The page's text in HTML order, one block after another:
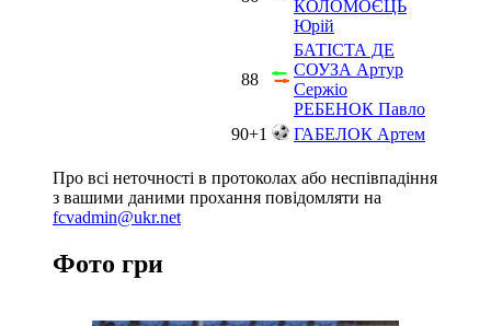
КОЛОМОЄЦЬ
Юрій
88
БАТІСТА ДЕ
СОУЗА Артур
Сержіо
РЕБЕНОК Павло
90+1
ГАБЕЛОК Артем
Про всі неточності в протоколах або неспівпадіння
з вашими даними прохання повідомляти на
fcvadmin@ukr.net
Фото гри